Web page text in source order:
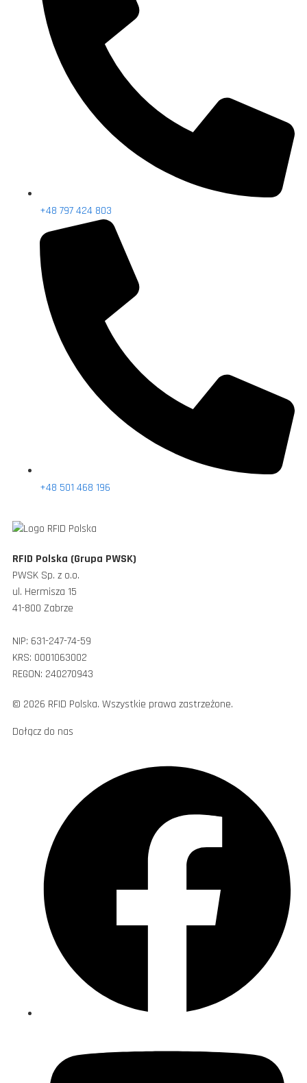
+48 797 424 803
+48 501 468 196
RFID Polska (Grupa PWSK)
PWSK Sp. z o.o.
ul. Hermisza 15
41-800 Zabrze
NIP: 631-247-74-59
KRS: 0001063002
REGON: 240270943
© 2026 RFID Polska. Wszystkie prawa zastrzeżone.
Dołącz do nas